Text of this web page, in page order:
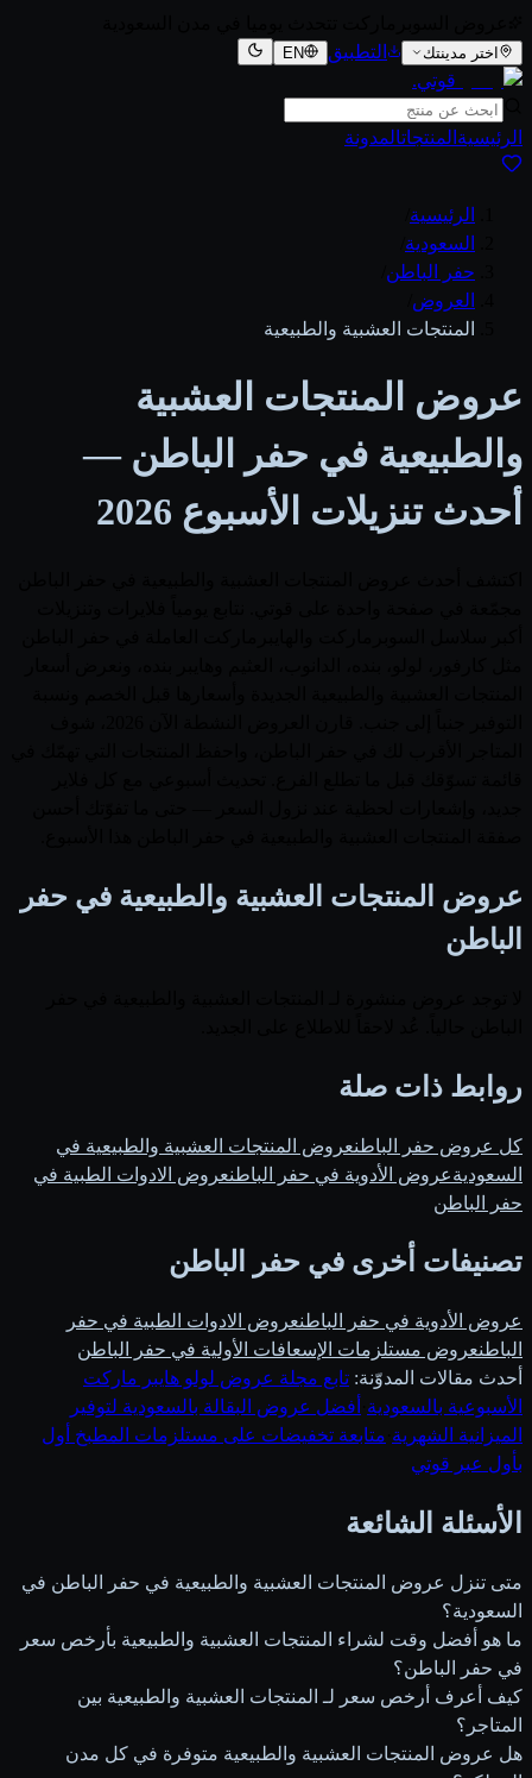
اختر مدينتك التطبيق EN
قوتي.
الرئيسية المنتجاتالمدونة
الرئيسية
السعودية
حفر الباطن
العروض
المنتجات العشبية والطبيعية
عروض المنتجات العشبية
والطبيعية في حفر الباطن —
أحدث تنزيلات الأسبوع 2026
عروض المنتجات العشبية والطبيعية في حفر
الباطن
روابط ذات صلة
كل عروض حفر الباطنعروض المنتجات العشبية والطبيعية في
السعوديةعروض الأدوية في حفر الباطنعروض الادوات الطبية في
حفر الباطن
تصنيفات أخرى في حفر الباطن
عروض الأدوية في حفر الباطنعروض الادوات الطبية في حفر
الباطنعروض مستلزمات الإسعافات الأولية في حفر الباطن
أحدث مقالات المدوّنة: تابع مجلة عروض لولو هايبر ماركت
الأسبوعية بالسعودية
أفضل عروض البقالة بالسعودية لتوفير
الميزانية الشهرية متابعة تخفيضات على مستلزمات المطبخ أول
بأول عبر قوتي
الأسئلة الشائعة
متى تنزل عروض المنتجات العشبية والطبيعية في حفر الباطن في
السعودية؟
ما هو أفضل وقت لشراء المنتجات العشبية والطبيعية بأرخص سعر
في حفر الباطن؟
كيف أعرف أرخص سعر لـ المنتجات العشبية والطبيعية بين
المتاجر؟
هل عروض المنتجات العشبية والطبيعية متوفرة في كل مدن